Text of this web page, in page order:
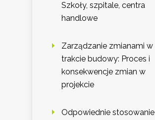
Szkoły, szpitale, centra
handlowe
Zarządzanie zmianami w
trakcie budowy: Proces i
konsekwencje zmian w
projekcie
Odpowiednie stosowanie